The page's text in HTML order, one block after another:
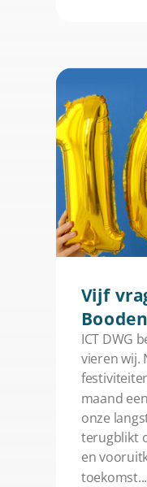
Vijf
Booden
ICT DWG
vieren wij.
maand
onze
terugblikt
en